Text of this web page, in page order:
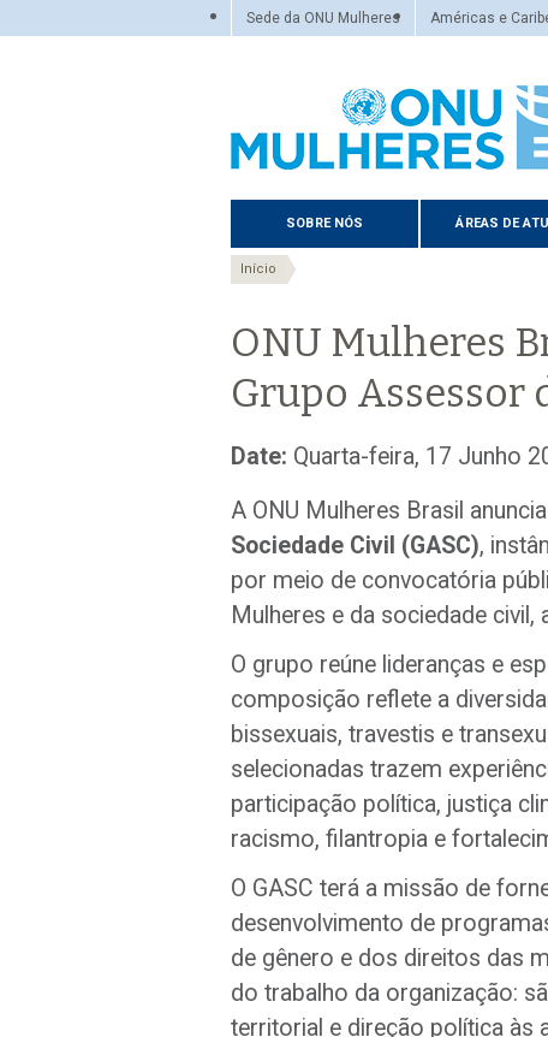
Sede da ONU Mulheres Américas e
Domain
menu
for
Women
-
Brazil
(main)
SOBRE NÓS ÁREAS DE
Trilha
de
navegação
Início
ONU Mulheres
Grupo Assessor
Date: Quarta-feira, 17 Junho
A ONU Mulheres Brasil
Sociedade Civil (GASC),
por meio de convocatória
Mulheres e da sociedade
O grupo reúne lideranças e
composição reflete a
bissexuais, travestis e
selecionadas trazem
participação política, justiça
racismo, filantropia e
O GASC terá a missão de
desenvolvimento de
de gênero e dos direitos das
do trabalho da organização:
territorial e direção política às